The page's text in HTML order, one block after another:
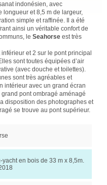
indonésien, avec
longueur et 8,5 m de largeur,
simple et raffinée. Il a été
ainsi un véritable confort de
le Seahorse est très
et 2 sur le pont principal
sont toutes équipées d’air
(avec douche et toilettes).
sont très agréables et
intérieur avec un grand écran
pont ombragé aménagé
disposition des photographes et
se trouve au pont supérieur.
yacht en bois de 33 m x 8,5m.